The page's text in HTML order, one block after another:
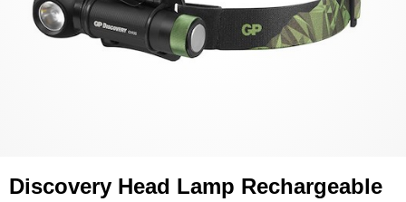
Discovery Head Lamp Rechargeable